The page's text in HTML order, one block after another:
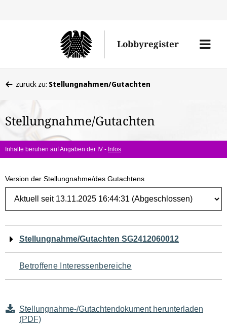
Lobbyregister
Menü
befinden
hier:
zurück zu: Stellungnahmen/Gutachten
Stellungnahme/Gutachten
Inhalte beruhen auf Angaben der IV - Infos
Version der Stellungnahme/des Gutachtens
Navigation
für
den
Seiteninhalt
Stellungnahme/Gutachten SG2412060012
Betroffene Interessenbereiche
Stellungnahme-/Gutachtendokument herunterladen
(PDF)